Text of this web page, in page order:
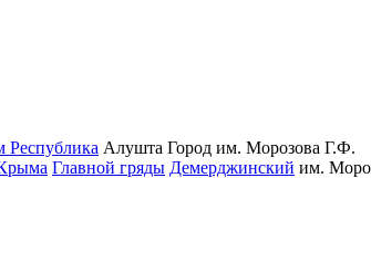
Алушта Город им. Морозова Г.Ф.
Главной гряды Демерджинский им.